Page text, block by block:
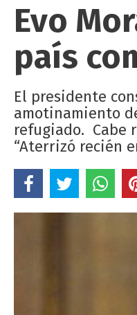
Evo
país
El presidente
amotinamiento
refugiado. Cabe
“Aterrizó recién